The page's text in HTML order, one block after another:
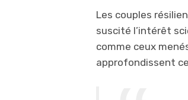
Les couples
suscité l’intérêt
comme ceux
approfondissent